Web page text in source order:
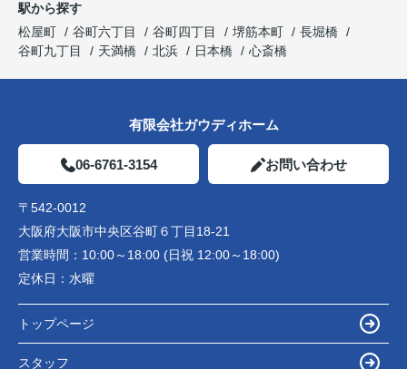
駅から探す
松屋町
谷町六丁目 谷町四丁目 堺筋本町
長堀橋
谷町九丁目
天満橋 北浜 日本橋 心斎橋
有限会社ガウディホーム
06-6761-3154 お問い合わせ
〒542-0012
大阪府大阪市中央区谷町６丁目18-21
営業時間： 10:00～18:00 (日祝 12:00～18:00)
定休日： 水曜
トップページ
スタッフ